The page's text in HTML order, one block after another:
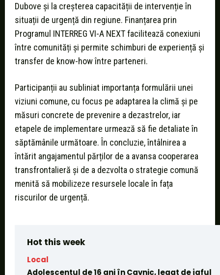
Dubove și la creșterea capacității de intervenție în
situații de urgență din regiune. Finanțarea prin
Programul INTERREG VI-A NEXT facilitează conexiuni
între comunități și permite schimburi de experiență și
transfer de know-how între parteneri.
Participanții au subliniat importanța formulării unei
viziuni comune, cu focus pe adaptarea la climă și pe
măsuri concrete de prevenire a dezastrelor, iar
etapele de implementare urmează să fie detaliate în
săptămânile următoare. În concluzie, întâlnirea a
întărit angajamentul părților de a avansa cooperarea
transfrontalieră și de a dezvolta o strategie comună
menită să mobilizeze resursele locale în fața
riscurilor de urgență.
Hot this week
Local
Adolescentul de 16 ani în Cavnic, legat de jaful